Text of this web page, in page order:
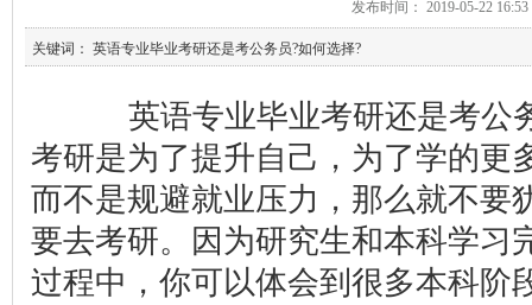
发布时间： 2019-05-22
关键词： 英语专业毕业考研还是考公务员?如何选择?
英语专业毕业考研还是考公
考研是为了提升自己，为了学的更
而不是规避就业压力，那么就不要
要去考研。因为研究生和本科学习
过程中，你可以体会到很多本科阶